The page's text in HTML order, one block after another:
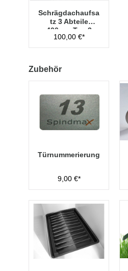
Schrägdachaufsa
tz 3 Abteile
400mm Typ 2
100,00 €*
Zubehör
Türnummerierung
9,00 €*